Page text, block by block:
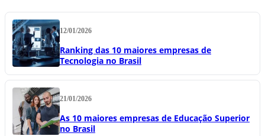
12/01/2026
Ranking das 10 maiores empresas de
Tecnologia no Brasil
21/01/2026
As 10 maiores empresas de Educação Superior
no Brasil